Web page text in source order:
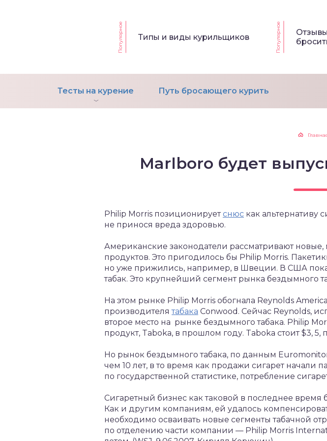
Популярное Типы и виды курильщиков Популярное
Тесты на курение Путь бросающего курить
Marlboro будет
Philip Morris позиционируетснюс как альтернативу
не принося вреда здоровью.
Американские законодатели рассматривают
продуктов. Это пригодилось бы Philip Morris.
но уже прижились, например, в Швеции. В США
табак. Это крупнейший сегмент рынка бездымного
На этом рынке Philip Morris обогнала Reynolds
производителятабака Conwood. Сейчас Reynolds,
второе место на рынке бездымного табака. Philip
продукт, Taboka, в прошлом году. Taboka стоит $3,
Но рынок бездымного табака, по данным
чем 10 лет, в то время как продажи сигарет начали
по государственной статистике, потребление
Сигаретный бизнес как таковой в последнее
Как и другим компаниям, ей удалось
необходимо осваивать новые сегменты табачной
по отделению части компании — Philip Morris
поведения